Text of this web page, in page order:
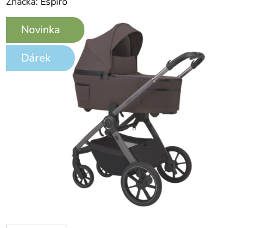
produktu
Novinka
Dárek